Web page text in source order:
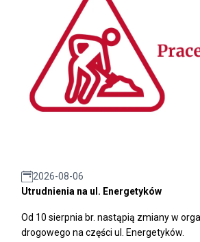
2026-08-06
Utrudnienia na ul. Energetyków
Od 10 sierpnia br. nastąpią zmiany w
drogowego na części ul. Energetyków.